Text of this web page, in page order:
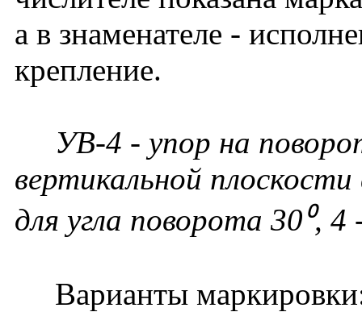
а в знаменателе -
крепление.
УВ-4 - упор на
вертикальной
для угла поворота 30⁰,
Варианты